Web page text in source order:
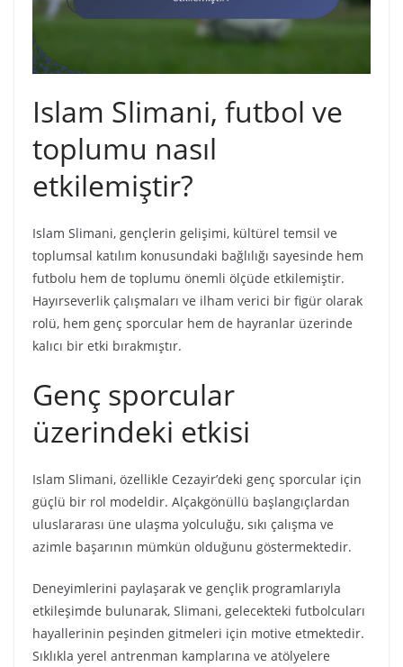
Islam Slimani, futbol ve
toplumu nasıl
etkilemiştir?
Islam Slimani, gençlerin gelişimi, kültürel temsil ve
toplumsal katılım konusundaki bağlılığı sayesinde hem
futbolu hem de toplumu önemli ölçüde etkilemiştir.
Hayırseverlik çalışmaları ve ilham verici bir figür olarak
rolü, hem genç sporcular hem de hayranlar üzerinde
kalıcı bir etki bırakmıştır.
Genç sporcular
üzerindeki etkisi
Islam Slimani, özellikle Cezayir’deki genç sporcular için
güçlü bir rol modeldir. Alçakgönüllü başlangıçlardan
uluslararası üne ulaşma yolculuğu, sıkı çalışma ve
azimle başarının mümkün olduğunu göstermektedir.
Deneyimlerini paylaşarak ve gençlik programlarıyla
etkileşimde bulunarak, Slimani, gelecekteki futbolcuları
hayallerinin peşinden gitmeleri için motive etmektedir.
Sıklıkla yerel antrenman kamplarına ve atölyelere